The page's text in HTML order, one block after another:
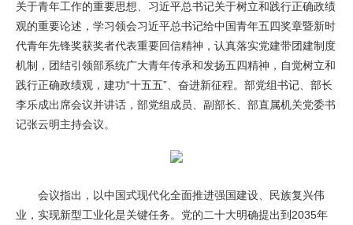
关于青年工作的重要思想、习近平总书记关于树立和践行正确政绩
观的重要论述，学习领会习近平总书记给中国青年五四奖章暨新时
代青年先锋奖获奖者代表重要回信精神，认真落实党建带团建制度
机制，团结引领部系统广大青年传承和发扬五四精神，自觉树立和
践行正确政绩观，建功“十五五”、奋进新征程。部党组书记、部长
李乐成出席会议并讲话，部党组成员、副部长、部直属机关党委书
记张云明主持会议。
会议指出，以中国式现代化全面推进强国建设、民族复兴伟
业，实现新型工业化是关键任务。党的二十大明确提出到2035年